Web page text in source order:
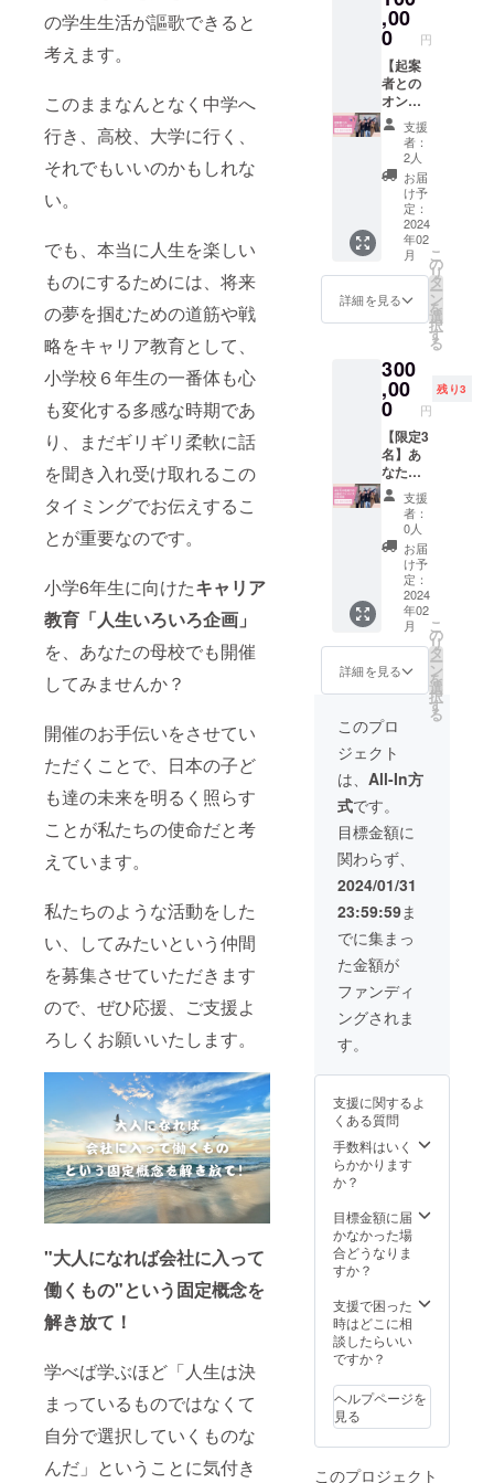
の学生生活が謳歌できると
考えます。
このままなんとなく中学へ
行き、高校、大学に行く、
それでもいいのかもしれな
い。
でも、本当に人生を楽しい
ものにするためには、将来
の夢を掴むための道筋や戦
略をキャリア教育として、
小学校６年生の一番体も心
も変化する多感な時期であ
り、まだギリギリ柔軟に話
を聞き入れ受け取れるこの
タイミングでお伝えするこ
とが重要なのです。
小学6年生に向けたキャリア
教育「人生いろいろ企画」
を、あなたの母校でも開催
してみませんか？
開催のお手伝いをさせてい
ただくことで、日本の子ど
も達の未来を明るく照らす
ことが私たちの使命だと考
えています。
私たちのような活動をした
い、してみたいという仲間
を募集させていただきます
ので、ぜひ応援、ご支援よ
ろしくお願いいたします。
"大人になれば会社に入って
働くもの"という固定概念を
解き放て！
学べば学ぶほど「人生は決
まっているものではなくて
自分で選択していくものな
んだ」ということに気付き
グで集
まった
場合
は、子
供達に
読んで
欲しい
本を小
学校の
図書室
へ寄贈
させて
いただ
きま
す。
タイト
ル、も
しくは
番号を
記入く
ださ
い。 ※
書籍を
お届け
したこ
との証
明とな
るメー
ルをさ
せてい
ただき
ます。
※生徒数
入費用
がクラ
ウド
ファン
ディン
グで集
まった
場合
は、子
供達に
読んで
欲しい
本を小
学校の
図書室
へ寄贈
させて
いただ
徒から
のお手
紙をお
送りし
ます。
備考欄
にお届
け先の
住所を
ださ
い。
・mp3
データ
でお渡
しする
ため視
聴期限
はあり
ませ
ん。
イブ動
画をお
届けし
ます。
・内
容：人
生いろ
いろ企
画2024
の講演
・収録
時間：
約60分
・提供
方法：
YouTub
eにアッ
プした
限定公
のURL
をメー
ルにて
お送り
しま
す。 ・
視聴期
限はあ
りませ
ん。
,00
0 円
【起案
者との
オンラ
イン面
談】 起
案者と
オンラ
インで
面談を1
回させ
ていた
だきま
す。 日
時の設
定は
メール
取りし
て決め
ます。
・面
談・打
ち合わ
せ：60
分×1回
・有効
期限
2025年
3月 ・
Google
Meet に
よるオ
ンライ
ン
支援
者：
2人
お届
け予
定：
2024
年02
月
詳細を見る
こ
の
リ
タ
ー
ン
を
選
択
す
る
300
,00
0 円
残り3
【限定3
名】あ
なたの
地域で
の企画
のアド
バイス
／伴走
支援 詳
細は
メール
でやり
取りを
して決
めま
す。 伴
走支援
の詳細
・面
談・打
ち合わ
せ：60
分×10回
（月2回
5ヶ月
間） ・
有効期
限 2025
年3月
・サ
ポート
内容 1.
「人生
いろい
立ち上
備、構
想から
仲間の
募集、
企画立
校への
プレゼ
ン支援
3.企画
準備 4.
講演者
の内容
確認 5.
の打ち
合わせ
支援 6.
小学生
ンケー
支援
者：
0人
お届
け予
定：
2024
年02
月
詳細を見る
こ
の
リ
タ
ー
ン
を
選
択
す
る
このプロ
ジェクト
は、 All-In方
式です。
目標金額に
関わらず、
2024/01/31
23:59:59ま
でに集まっ
た金額が
ファンディ
ングされま
す。
支援に関するよ
くある質問
手数料はいく
らかかります
か？
目標金額に届
かなかった場
合どうなりま
すか？
支援で困った
時はどこに相
談したらいい
ですか？
ヘルプページを
見る
このプロジェクト